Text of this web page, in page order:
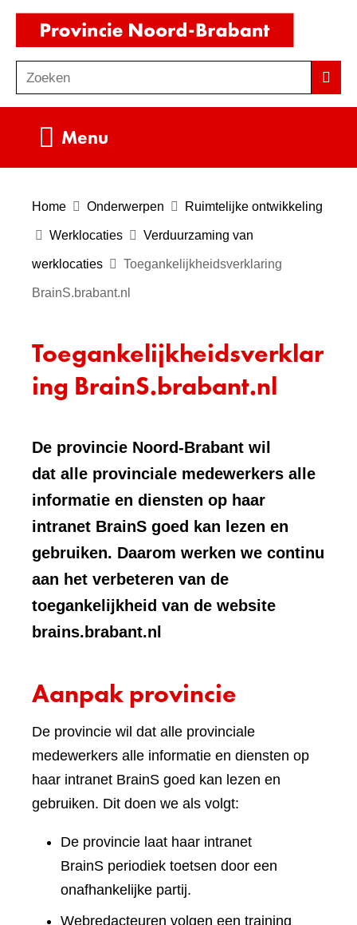
Ga
de
inhoud
o
e
Zoeken
Menu
Home Onderwerpen Ruimtelijke ontwikkeling
Werklocaties Verduurzaming van
werklocaties Toegankelijkheidsverklaring
BrainS.brabant.nl
Toegankelijkheidsverklar
ing BrainS.brabant.nl
De provincie Noord-Brabant wil
dat alle provinciale medewerkers alle
informatie en diensten op haar
intranet BrainS goed kan lezen en
gebruiken. Daarom werken we continu
aan het verbeteren van de
toegankelijkheid van de website
brains.brabant.nl
Aanpak provincie
De provincie wil dat alle provinciale
medewerkers alle informatie en diensten op
haar intranet BrainS goed kan lezen en
gebruiken. Dit doen we als volgt:
De provincie laat haar intranet
BrainS periodiek toetsen door een
onafhankelijke partij.
Webredacteuren volgen een training